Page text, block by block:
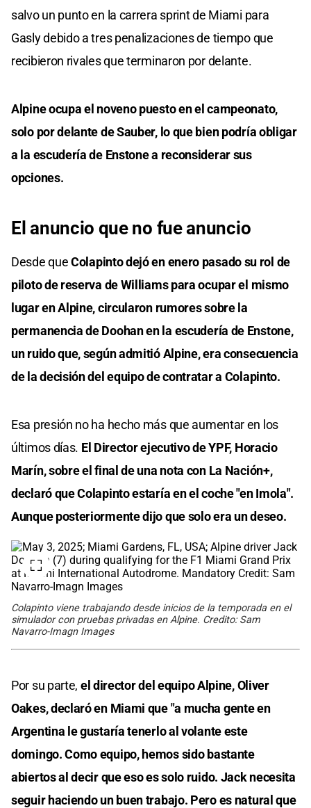
salvo un punto en la carrera sprint de Miami para
Gasly debido a tres penalizaciones de tiempo que
recibieron rivales que terminaron por delante.
Alpine ocupa el noveno puesto en el campeonato,
solo por delante de Sauber, lo que bien podría obligar
a la escudería de Enstone a reconsiderar sus
opciones.
El anuncio que no fue anuncio
Desde queColapinto dejó en enero pasado su rol de
piloto de reserva de Williams para ocupar el mismo
lugar en Alpine, circularon rumores sobre la
permanencia de Doohan en la escudería de Enstone,
un ruido que, según admitió Alpine, era consecuencia
de la decisión del equipo de contratar a Colapinto.
Esa presión no ha hecho más que aumentar en los
últimos días. El Director ejecutivo de YPF, Horacio
Marín, sobre el final de una nota con La Nación+,
declaró que Colapinto estaría en el coche "en Imola".
Aunque posteriormente dijo que solo era un deseo.
Colapinto viene trabajando desde inicios de la temporada en el
simulador con pruebas privadas en Alpine. Credito: Sam
Navarro-Imagn Images
Por su parte, el director del equipo Alpine, Oliver
Oakes, declaró en Miami que "a mucha gente en
Argentina le gustaría tenerlo al volante este
domingo. Como equipo, hemos sido bastante
abiertos al decir que eso es solo ruido. Jack necesita
seguir haciendo un buen trabajo. Pero es natural que